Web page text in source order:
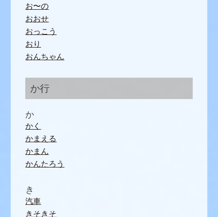
お〜の
おおせ
おっこう
おり
おんちゃん
か行
か
かく
かまえる
かまん
かんたろう
き
汽車
きそきそ